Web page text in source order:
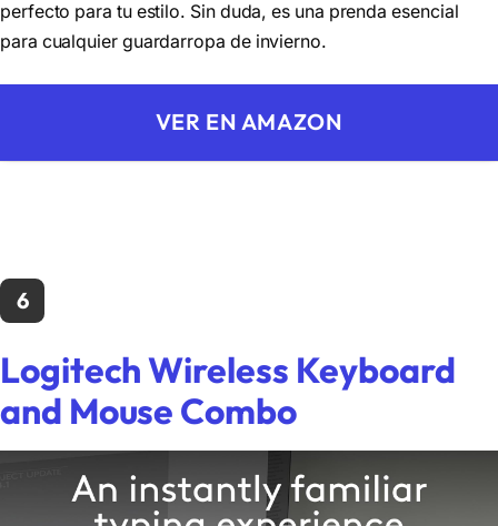
perfecto para tu estilo. Sin duda, es una prenda esencial
para cualquier guardarropa de invierno.
VER EN AMAZON
6
Logitech Wireless Keyboard
and Mouse Combo